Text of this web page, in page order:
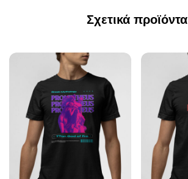
Σχετικά προϊόντα